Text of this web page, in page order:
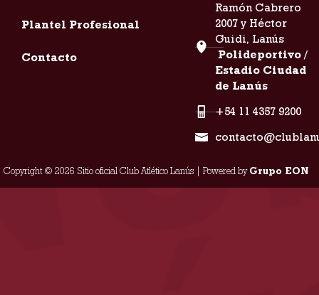
Plantel Profesional
Contacto
Ramón Cabrero
2007 y Héctor
Guidi, Lanús
Polideportivo /
Estadio Ciudad
de Lanús
+54 11 4357 9200
Copyright © 2026 Sitio oficial Club Atlético Lanús | Powered byGrupo EON